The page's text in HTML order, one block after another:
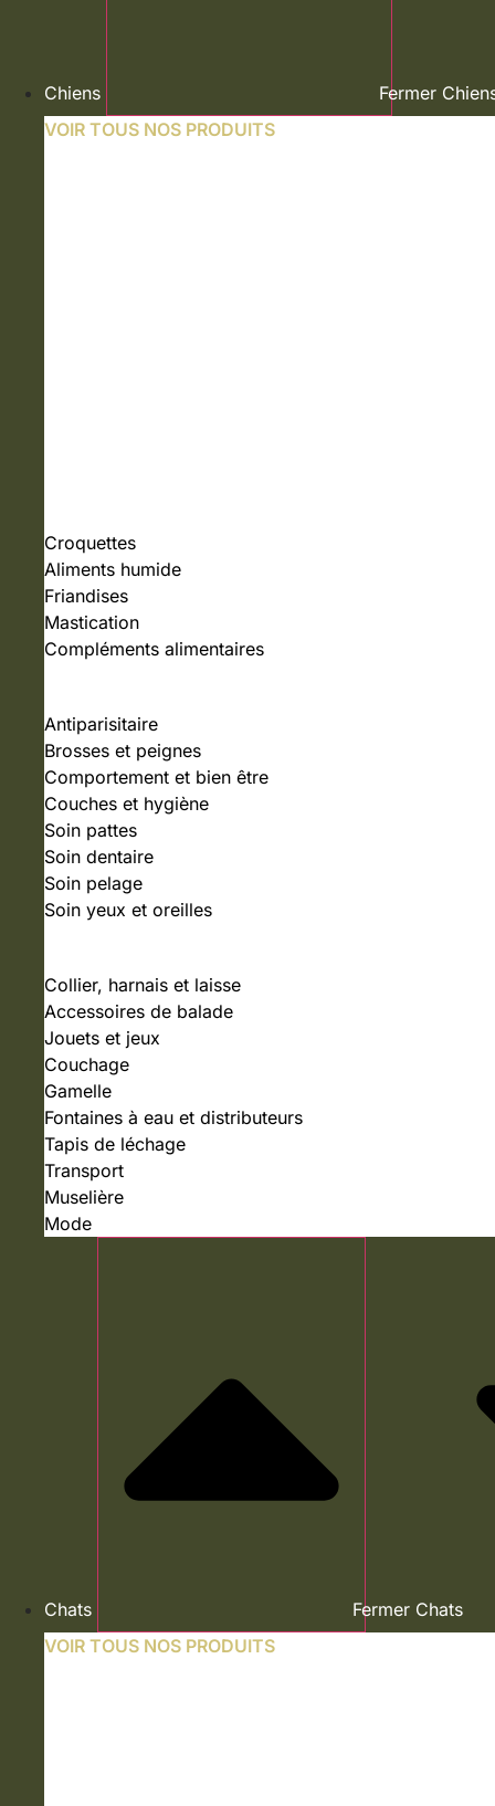
Chiens
Fermer
VOIR TOUS NOS PRODUITS
Croquettes
Aliments humide
Friandises
Mastication
Compléments alimentaires
Antiparisitaire
Brosses et peignes
Comportement et bien être
Couches et hygiène
Soin pattes
Soin dentaire
Soin pelage
Soin yeux et oreilles
Collier, harnais et laisse
Accessoires de balade
Jouets et jeux
Couchage
Gamelle
Fontaines à eau et distributeurs
Tapis de léchage
Transport
Muselière
Mode
Chats
Fermer Chats
VOIR TOUS NOS PRODUITS